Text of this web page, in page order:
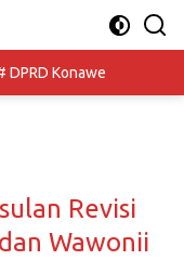
DPRD Konawe
Revisi
Wawonii